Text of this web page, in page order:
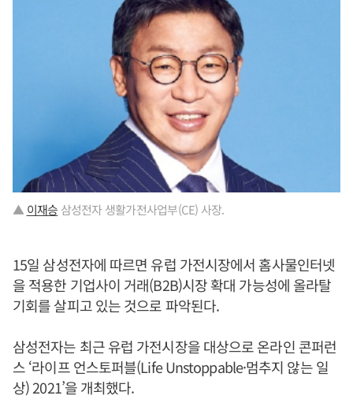
▲이재승 삼성전자 생활가전사업부(CE) 사장.
15일 삼성전자에 따르면 유럽 가전시장에서 홈사물인터넷
을 적용한 기업사이 거래(B2B)시장 확대 가능성에 올라탈
기회를 살피고 있는 것으로 파악된다.
삼성전자는 최근 유럽 가전시장을 대상으로 온라인 콘퍼런
스 ‘라이프 언스토퍼블(Life Unstoppable·멈추지 않는 일
상) 2021’을 개최했다.